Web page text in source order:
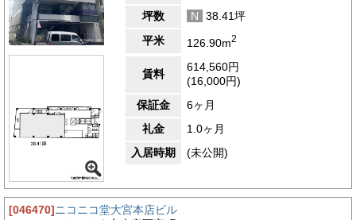
坪数
N
38.41坪
平米
126.90m2
賃料
614,560円
(16,000円)
保証金
6ヶ月
礼金
1.0ヶ月
入居時期
(未公開)
[046470]ニコニコ堂大宮本店ビル